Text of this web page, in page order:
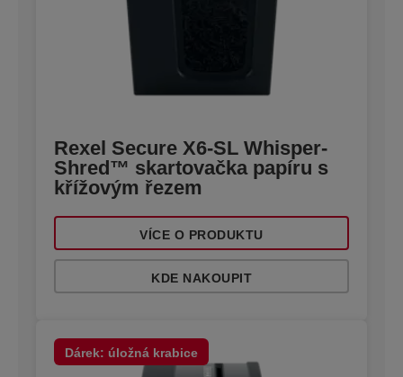
Rexel Secure X6-SL Whisper-
Shred™ skartovačka papíru s
křížovým řezem
VÍCE O PRODUKTU
KDE NAKOUPIT
Dárek: úložná krabice